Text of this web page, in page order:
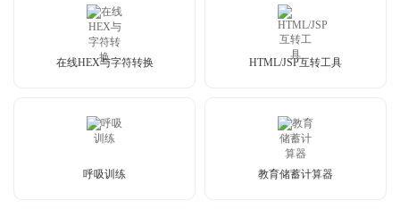
在线HEX与字符转换 HTML/JSP互转工具
呼吸训练 教育储蓄计算器